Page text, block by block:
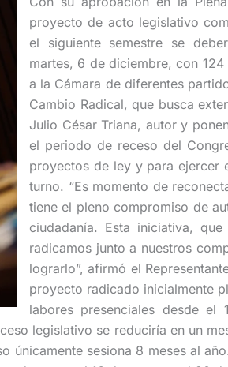
proyecto de acto legislativo
el siguiente semestre se
martes, 6 de diciembre, con
a la Cámara de diferentes
Cambio Radical, que busca
Julio César Triana, autor y
el periodo de receso del
proyectos de ley y para ejercer
turno. “Es momento de
tiene el pleno compromiso de
ciudadanía. Esta iniciativa,
radicamos junto a nuestros
lograrlo”, afirmó el
proyecto radicado inicialmente
labores presenciales desde
legislativo se reduciría en un
únicamente sesiona 8 meses al